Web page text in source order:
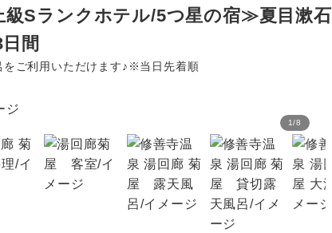
Sランクホテル/5つ星の宿≫夏目漱
間
をご利用いただけます♪※当日先着順
1/8